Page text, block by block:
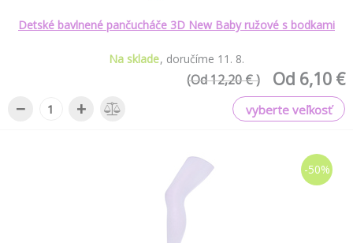
Detské bavlnené pančucháče 3D New Baby ružové s bodkami
Na sklade doručíme 11 . 8.
Od 6,10 €
(Od 12,20 € )
− + vyberte veľkosť
-50%